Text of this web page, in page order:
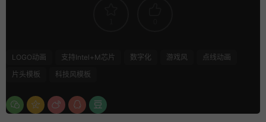
LOGO动画 支持Intel+M芯片 数字化 游戏风
点线动画
片头模板
科技风模板